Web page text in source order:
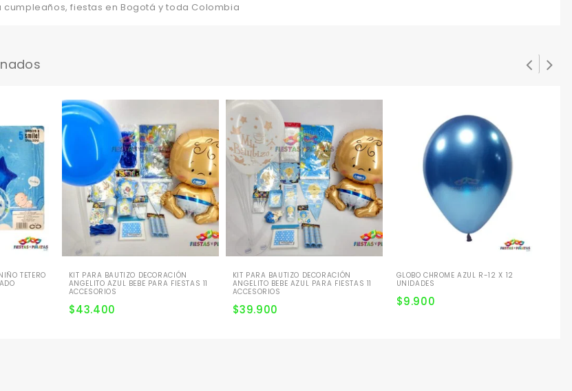
fiestas en Bogotá y toda Colombia
TETERO
KIT PARA BAUTIZO DECORACIÓN
ANGELITO AZUL BEBE PARA FIESTAS 11
ACCESORIOS
$43.400
KIT PARA BAUTIZO DECORACIÓN
ANGELITO BEBE AZUL PARA FIESTAS 11
ACCESORIOS
$39.900
GLOBO CHROME AZUL R-12 X 12
UNIDADES
$9.900